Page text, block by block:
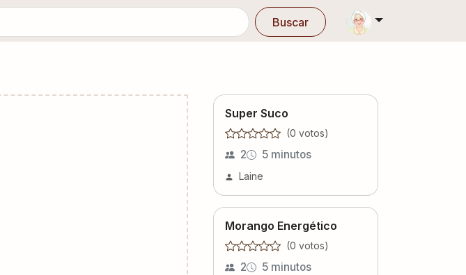
Buscar
Super Suco
(0 votos)
2 5 minutos
Laine
Morango Energético
(0 votos)
2 5 minutos